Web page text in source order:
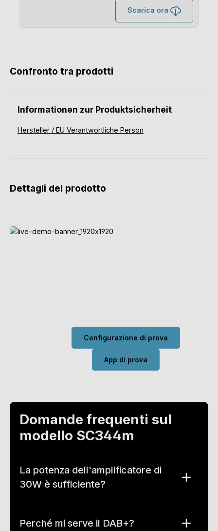
Scarica ora
Confronto tra prodotti
Informationen zur Produktsicherheit
Hersteller / EU Verantwortliche Person
Dettagli del prodotto
Configurazione di prova
App di prova
Domande frequenti sul
modello SC344m
La potenza dell'amplificatore di
30W è sufficiente?
Perché mi serve il DAB+?